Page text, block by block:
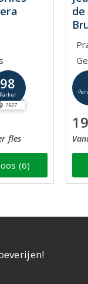
98
Parker
1927
fles
(6)